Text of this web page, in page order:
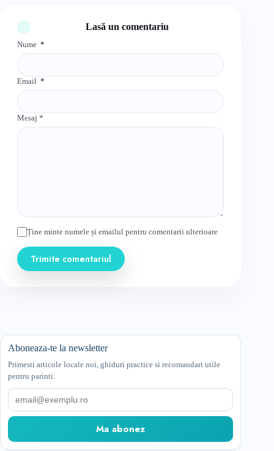
Lasă un comentariu
Nume *
Email *
Mesaj *
Ține minte numele și emailul pentru comentarii ulterioare
Trimite comentariul
Aboneaza-te la newsletter
Primesti articole locale noi, ghiduri practice si recomandari utile
pentru parinti.
Email
Ma abonez